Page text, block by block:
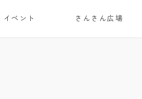
イベント さんさん広場